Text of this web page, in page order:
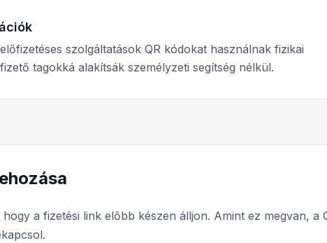
szolgáltatások QR kódokat használnak fizikai
tagokká alakítsák személyzeti segítség nélkül.
a fizetési link előbb készen álljon. Amint ez megvan, a